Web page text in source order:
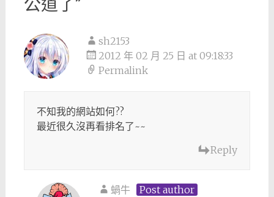
公道了”
sh2153
2012 年 02 月 25 日 at 09:18:33
Permalink
不知我的網站如何??
最近很久沒再看排名了~~
Reply
蝸牛
Post author